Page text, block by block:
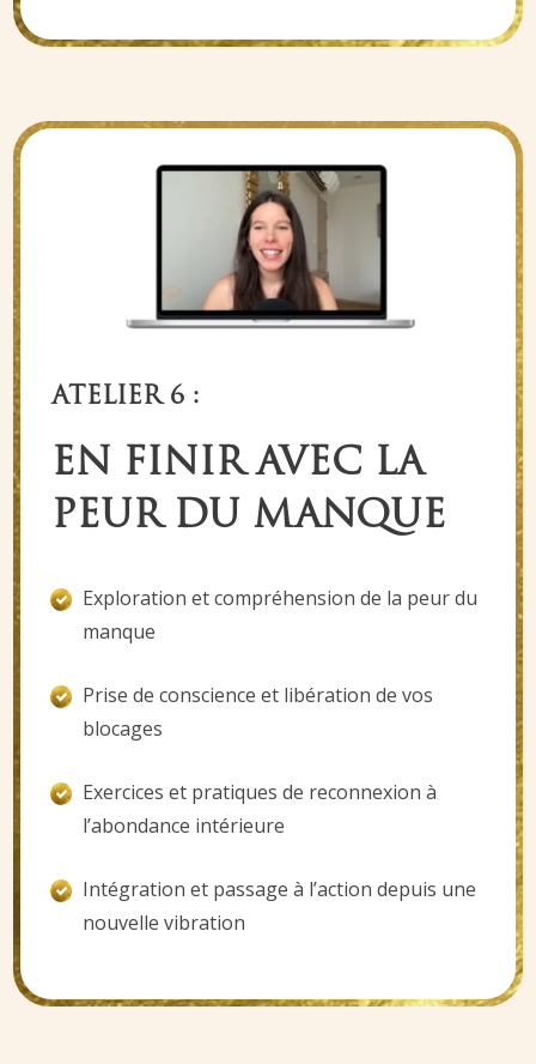
ATELIER 6 :
EN FINIR AVEC LA
PEUR DU MANQUE
Exploration et compréhension de la peur du
manque
Prise de conscience et libération de vos
blocages
Exercices et pratiques de reconnexion à
l’abondance intérieure
Intégration et passage à l’action depuis une
nouvelle vibration